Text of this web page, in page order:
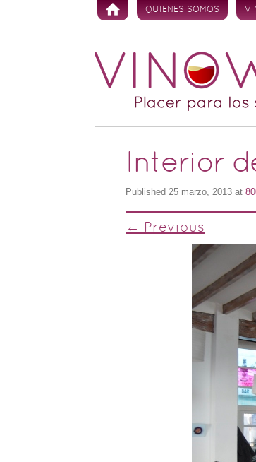
Skip to content
QUIENES SOMOS
Interior
Published25 marzo, 2013 at
← Previous